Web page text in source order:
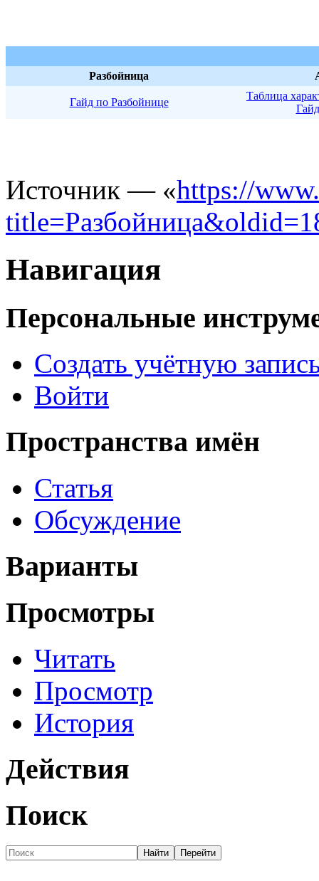
Разбойница
Гайд по Разбойнице
Таблица
Источник — «https://
Навигация
Персональные
Создать учётную
Войти
Пространства имён
Статья
Обсуждение
Варианты
Просмотры
Читать
Просмотр
История
Действия
Поиск